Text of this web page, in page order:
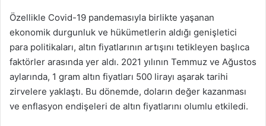
Özellikle Covid-19 pandemasıyla birlikte yaşanan
ekonomik durgunluk ve hükümetlerin aldığı genişletici
para politikaları, altın fiyatlarının artışını tetikleyen başlıca
faktörler arasında yer aldı. 2021 yılının Temmuz ve Ağustos
aylarında, 1 gram altın fiyatları 500 lirayı aşarak tarihi
zirvelere yaklaştı. Bu dönemde, doların değer kazanması
ve enflasyon endişeleri de altın fiyatlarını olumlu etkiledi.